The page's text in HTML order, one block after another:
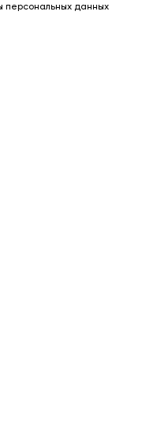
персональных данных